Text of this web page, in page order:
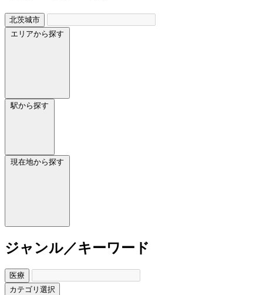
北茨城市
エリアから探す
駅から探す
現在地から探す
ジャンル／キーワード
医療
カテゴリ選択